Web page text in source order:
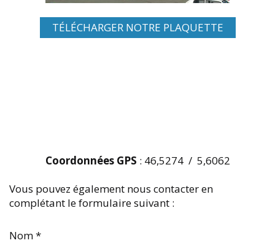
TÉLÉCHARGER NOTRE PLAQUETTE
Coordonnées GPS : 46,5274 / 5,6062
Vous pouvez également nous contacter en
complétant le formulaire suivant :
Nom *